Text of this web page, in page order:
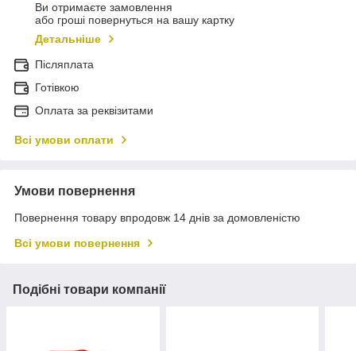
Ви отримаєте замовлення
або гроші повернуться на вашу картку
Детальніше
Післяплата
Готівкою
Оплата за реквізитами
Всі умови оплати
Умови повернення
Повернення товару впродовж 14 днів за домовленістю
Всі умови повернення
Подібні товари компанії